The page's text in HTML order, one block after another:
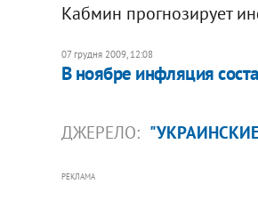
Кабмин прогнозирует
07 грудня 2009, 12:08
В ноябре инфляция
ДЖЕРЕЛО:
РЕКЛАМА